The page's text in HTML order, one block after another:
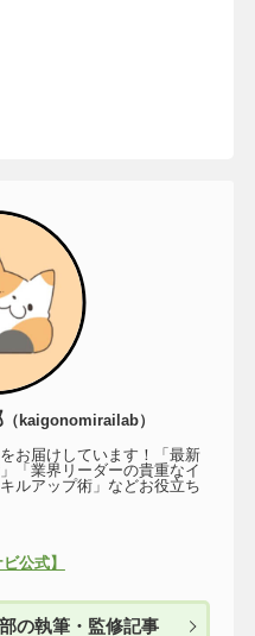
（kaigonomirailab）
お届けしています！「最新
「業界リーダーの貴重なイ
ルアップ術」などお役立ち
公式】
の執筆・監修記事